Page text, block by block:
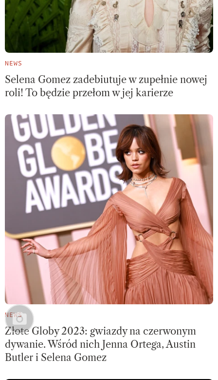
NEWS
Selena Gomez zadebiutuje w zupełnie nowej
roli! To będzie przełom w jej karierze
NEWS
Złote Globy 2023: gwiazdy na czerwonym
dywanie. Wśród nich Jenna Ortega, Austin
Butler i Selena Gomez